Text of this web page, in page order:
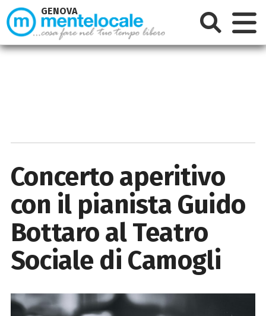
Concerto aperitivo
con il pianista Guido
Bottaro al Teatro
Sociale di Camogli
GENOVA